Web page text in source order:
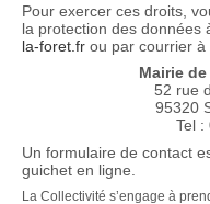
Pour exercer ces droits,
la protection des données
la-foret.frou par courrier à
Mairie
52 rue
95320
Tel :
Un formulaire de contact
guichet en ligne.
La Collectivité s’engage à